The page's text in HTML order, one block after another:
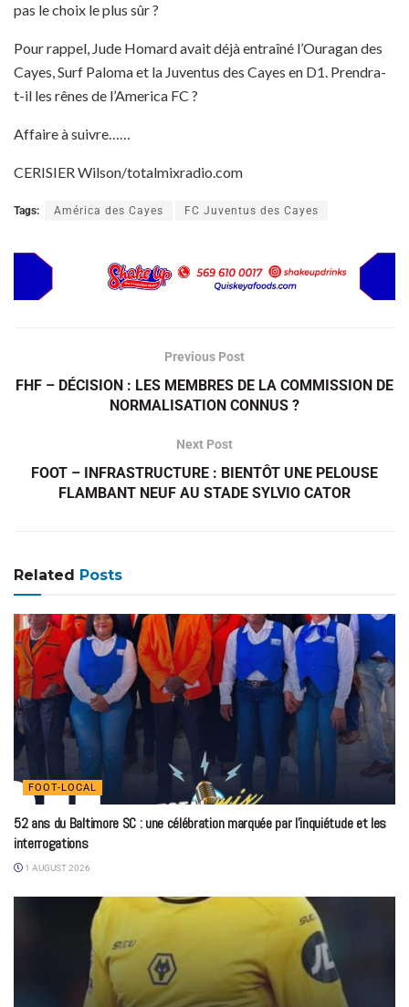
pas le choix le plus sûr ?
Pour rappel, Jude Homard avait déjà entraîné l’Ouragan des
Cayes, Surf Paloma et la Juventus des Cayes en D1. Prendra-
t-il les rênes de l’America FC ?
Affaire à suivre……
CERISIER Wilson/totalmixradio.com
Tags: América des Cayes FC Juventus des Cayes
Previous Post
FHF – DÉCISION : LES MEMBRES DE LA COMMISSION DE
NORMALISATION CONNUS ?
Next Post
FOOT – INFRASTRUCTURE : BIENTÔT UNE PELOUSE
FLAMBANT NEUF AU STADE SYLVIO CATOR
Related Posts
FOOT-LOCAL
52 ans du Baltimore SC : une célébration marquée par l’inquiétude et les
interrogations
1 AUGUST 2026